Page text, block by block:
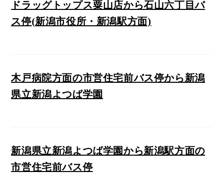
ドラッグトップス粟山店から石山六丁目バ
ス停(新潟市役所・新潟駅方面)
木戸病院方面の市営住宅前バス停から新潟
県立新潟よつば学園
新潟県立新潟よつば学園から新潟駅方面の
市営住宅前バス停